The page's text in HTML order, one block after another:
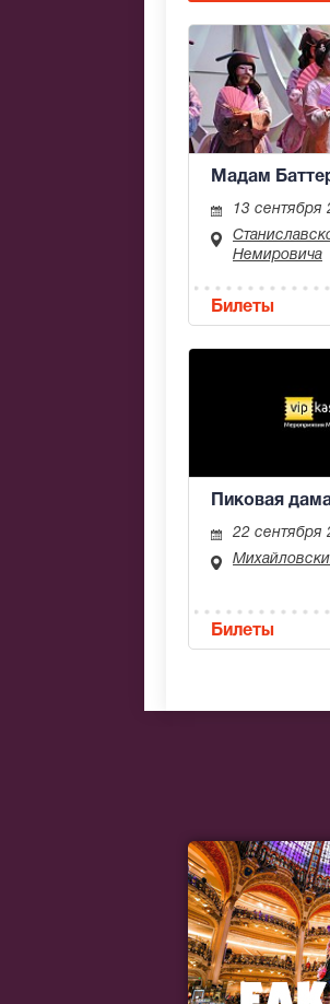
Мадам
13 сентября
Немировича
Билеты
Пиковая
22 сентября
Билеты